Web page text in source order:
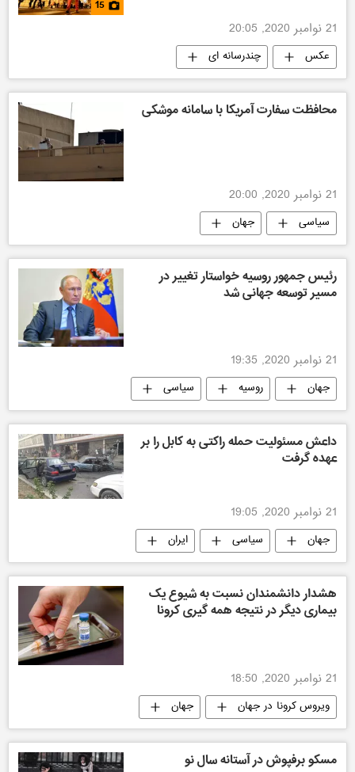
15
21 نوامبر 2020, 20:05
عکس چندرسانه ای
محافظت سفارت آمریکا با سامانه موشکی
21 نوامبر 2020, 20:00
سیاسی جهان
رئیس جمهور روسیه خواستار تغییر در
مسیر توسعه جهانی شد
21 نوامبر 2020, 19:35
جهان روسیه سیاسی
داعش مسئولیت حمله راکتی به کابل را بر
عهده گرفت
21 نوامبر 2020, 19:05
جهان سیاسی ایران
هشدار دانشمندان نسبت به شیوع یک
بیماری دیگر در نتیجه همه گیری کرونا
21 نوامبر 2020, 18:50
ویروس کرونا در جهان جهان
مسکو برفپوش در آستانه سال نو